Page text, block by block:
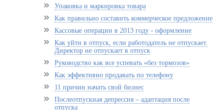
Упаковка и маркировка товара
Как правильно составить коммерческое предложение
Кассовые операции в 2013 году - оформление
Как уйти в отпуск, если работодатель не отпускает.
Директор не отпускает в отпуск
Руководство как все успевать «без тормозов»
Как эффективно продавать по телефону
11 причин начать свой бизнес
Послеотпускная депрессия – адаптация после
отпуска